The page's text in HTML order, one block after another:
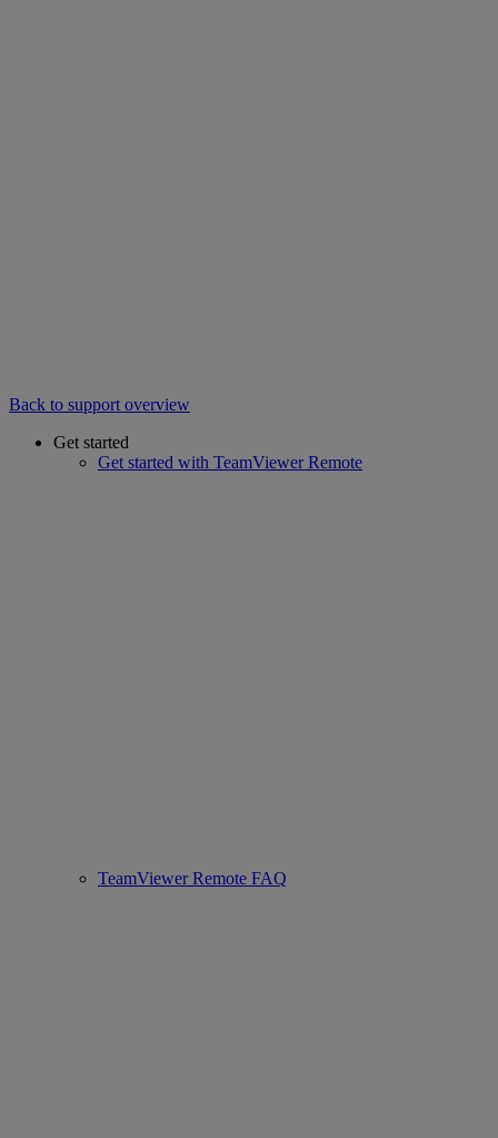
Back to support overview
Get started
Get started with TeamViewer Remote
TeamViewer Remote FAQ